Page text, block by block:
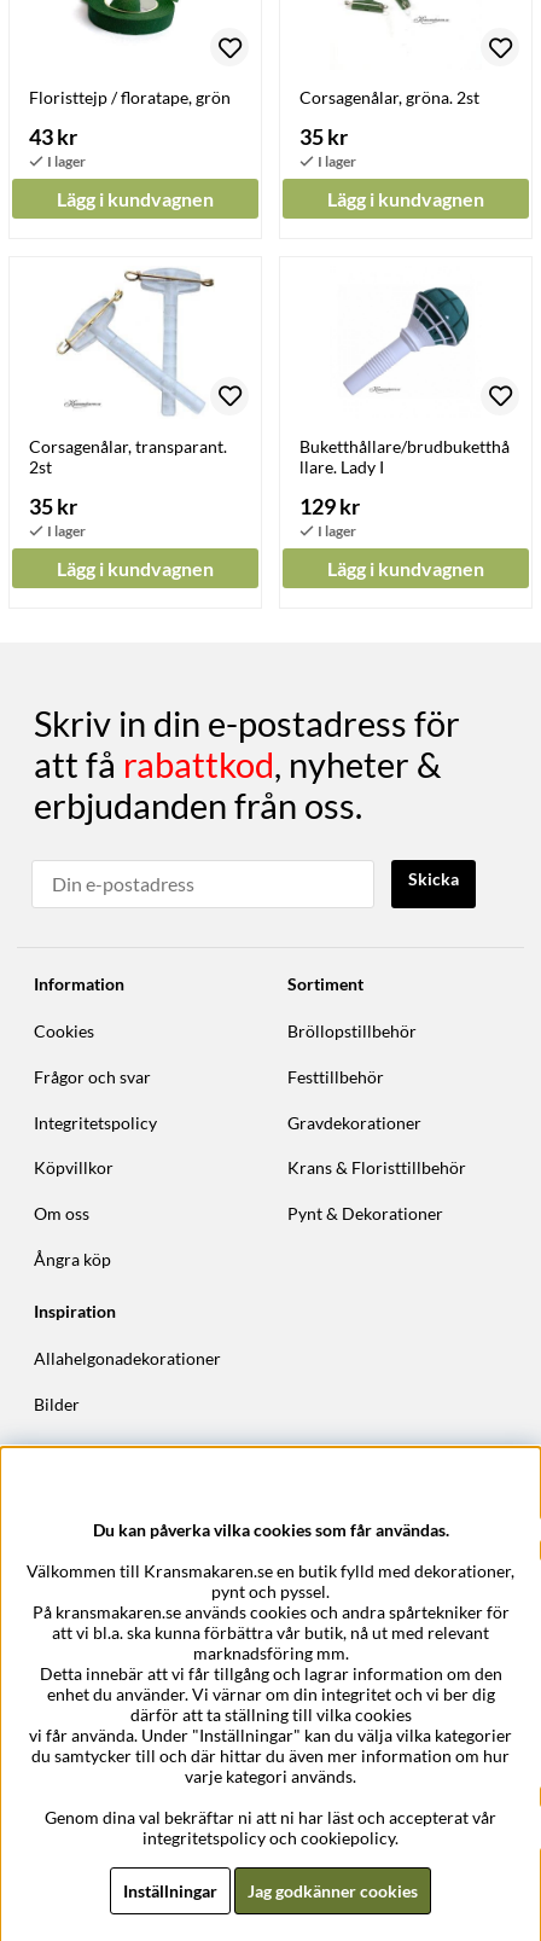
Floristtejp / floratape, grön
43 kr
Lägg i kundvagnen
Corsagenålar, gröna. 2st
35 kr
Lägg i kundvagnen
Corsagenålar, transparant.
2st
35 kr
Lägg i kundvagnen
Buketthållare/brudbuketthå
llare. Lady I
129 kr
Lägg i kundvagnen
Skriv in din e-postadress för
att få rabattkod, nyheter &
erbjudanden från oss.
Skicka
Information
Cookies
Frågor och svar
Integritetspolicy
Köpvillkor
Om oss
Ångra köp
Sortiment
Bröllopstillbehör
Festtillbehör
Gravdekorationer
Krans & Floristtillbehör
Pynt & Dekorationer
Inspiration
Allahelgonadekorationer
Bilder
Höstkransar
Epost:support@kransmakaren.se
Du kan påverka vilka cookies som får användas.
Välkommen till Kransmakaren.se en butik fylld med dekorationer,
pynt och pyssel.
På kransmakaren.se används cookies och andra spårtekniker för
att vi bl.a. ska kunna förbättra vår butik, nå ut med relevant
marknadsföring mm.
Detta innebär att vi får tillgång och lagrar information om den
enhet du använder. Vi värnar om din integritet och vi ber dig
därför att ta ställning till vilka cookies
vi får använda. Under "Inställningar" kan du välja vilka kategorier
du samtycker till och där hittar du även mer information om hur
varje kategori används.
Genom dina val bekräftar ni att ni har läst och accepterat vår
integritetspolicy och cookiepolicy.
Inställningar Jag godkänner cookies